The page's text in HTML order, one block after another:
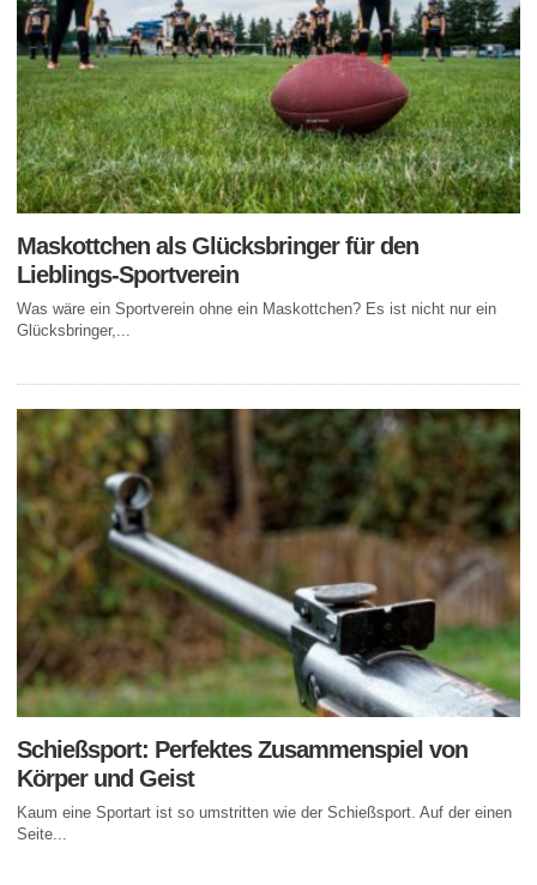
Maskottchen als Glücksbringer für den
Lieblings-Sportverein
Was wäre ein Sportverein ohne ein Maskottchen? Es ist nicht nur ein
Glücksbringer,...
Schießsport: Perfektes Zusammenspiel von
Körper und Geist
Kaum eine Sportart ist so umstritten wie der Schießsport. Auf der einen
Seite...